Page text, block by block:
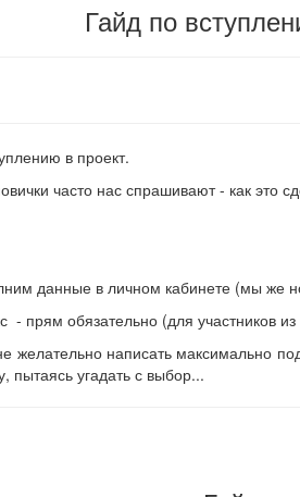
Гайд по
в проект.
часто нас спрашивают - как это
данные в личном кабинете (мы же
прям обязательно (для участников из
желательно написать максимально
пытаясь угадать с выбор...